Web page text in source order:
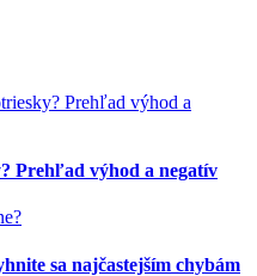
Prehľad výhod a negatív
sa najčastejším chybám